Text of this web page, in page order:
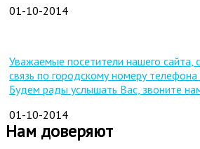
01-10-2014
Уважаемые посетители нашего
связь по городскому номеру телефона
Будем рады услышать Вас, звоните
01-10-2014
Нам доверяют